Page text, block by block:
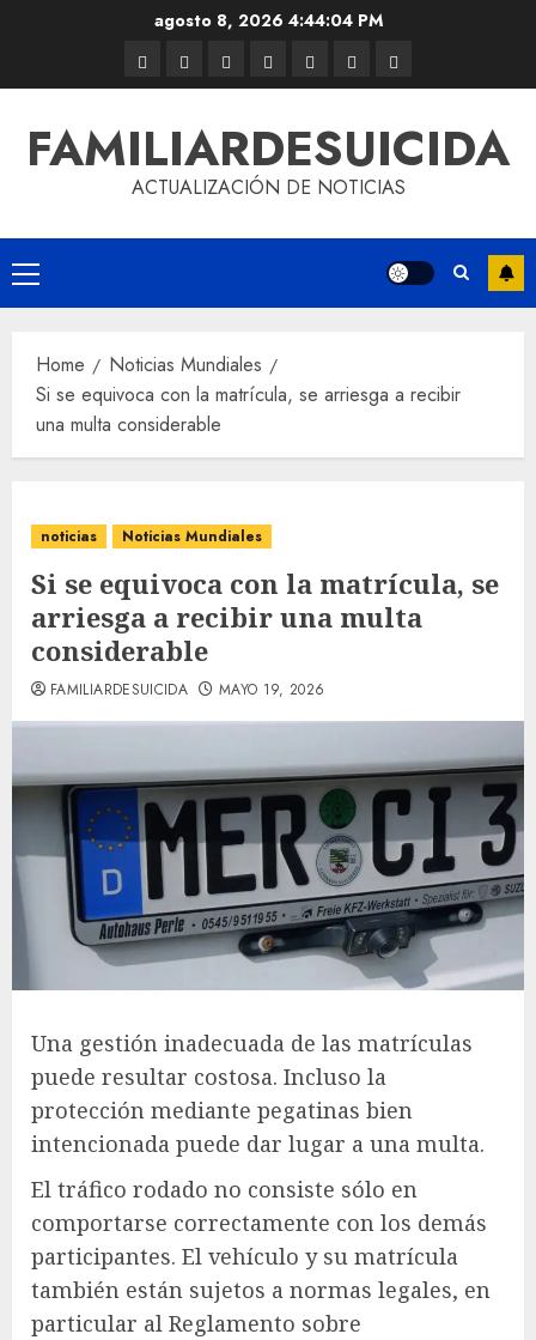
agosto 8, 2026 4:44:05 PM
FAMILIARDESUICIDA
ACTUALIZACIÓN DE NOTICIAS
Home
Noticias Mundiales
Si se equivoca con la matrícula, se arriesga a recibir
una multa considerable
noticias Noticias Mundiales
Si se equivoca con la matrícula, se
arriesga a recibir una multa
considerable
FAMILIARDESUICIDA MAYO 19, 2026
Una gestión inadecuada de las matrículas
puede resultar costosa. Incluso la
protección mediante pegatinas bien
intencionada puede dar lugar a una multa.
El tráfico rodado no consiste sólo en
comportarse correctamente con los demás
participantes. El vehículo y su matrícula
también están sujetos a normas legales, en
particular al Reglamento sobre